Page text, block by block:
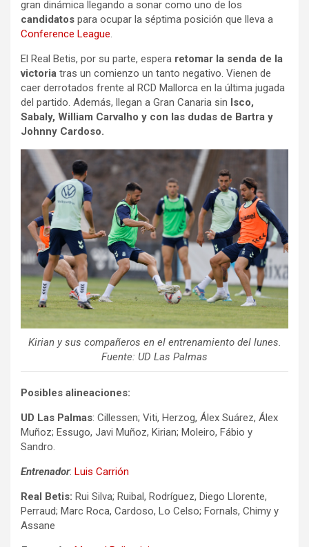
gran dinámica llegando a sonar como uno de los
candidatos para ocupar la séptima posición que lleva a
Conference League.
El Real Betis, por su parte, espera retomar la senda de la
victoria tras un comienzo un tanto negativo. Vienen de
caer derrotados frente al RCD Mallorca en la última jugada
del partido. Además, llegan a Gran Canaria sin Isco,
Sabaly, William Carvalho y con las dudas de Bartra y
Johnny Cardoso.
Kirian y sus compañeros en el entrenamiento del lunes.
Fuente: UD Las Palmas
Posibles alineaciones:
UD Las Palmas: Cillessen; Viti, Herzog, Álex Suárez, Álex
Muñoz; Essugo, Javi Muñoz, Kirian; Moleiro, Fábio y
Sandro.
Entrenador: Luis Carrión
Real Betis: Rui Silva; Ruibal, Rodríguez, Diego Llorente,
Perraud; Marc Roca, Cardoso, Lo Celso; Fornals, Chimy y
Assane